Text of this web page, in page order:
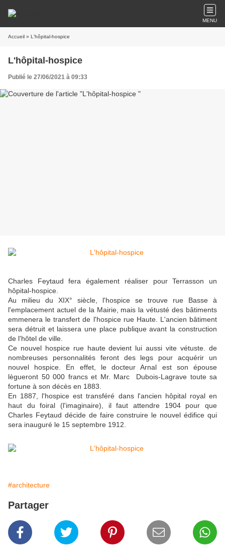
MENU
Accueil » L'hôpital-hospice
L'hôpital-hospice
Publié le 27/06/2021 à 09:33
Charles Feytaud fera également réaliser pour Terrasson un
hôpital-hospice.
Au milieu du XIX° siècle, l'hospice se trouve rue Basse à
l'emplacement actuel de la Mairie, mais la vétusté des bâtiments
emmenera le transfert de l'hospice rue Haute. L'ancien bâtiment
sera détruit et laissera une place publique avant la construction
de l'hôtel de ville.
Ce nouvel hospice rue haute devient lui aussi vite vétuste. de
nombreuses personnalités feront des legs pour acquérir un
nouvel hospice. En effet, le docteur Arnal est son épouse
lègueront 50 000 francs et Mr. Marc Dubois-Lagrave toute sa
fortune à son décès en 1883.
En 1887, l'hospice est transféré dans l'ancien hôpital royal en
haut du foiral (l'imaginaire), il faut attendre 1904 pour que
Charles Feytaud décide de faire construire le nouvel édifice qui
sera inauguré le 15 septembre 1912.
#architecture
Partager